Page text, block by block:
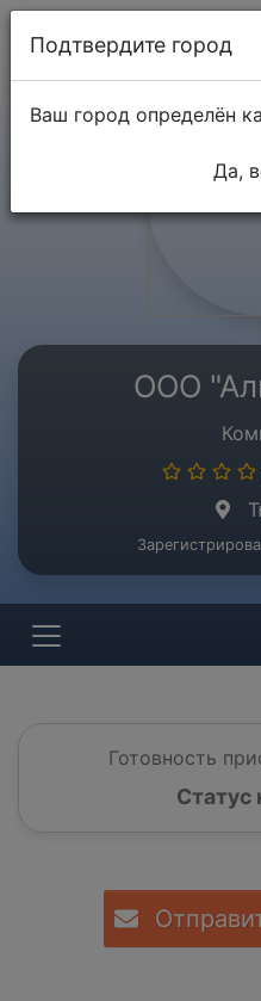
ООО
Готовность
Статус
Подтвердите город
Ваш город определён
Да,